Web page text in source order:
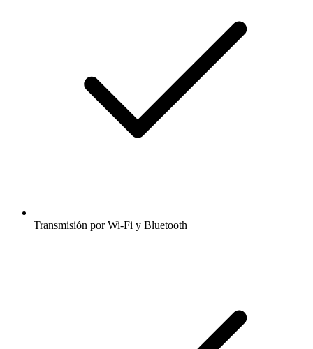
Transmisión por Wi-Fi y Bluetooth